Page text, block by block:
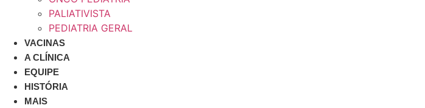
PALIATIVISTA
PEDIATRIA GERAL
VACINAS
A CLÍNICA
EQUIPE
HISTÓRIA
MAIS